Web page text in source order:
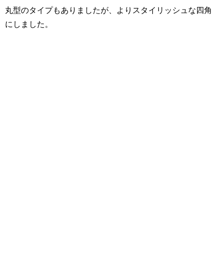
丸型のタイプもありましたが、よりスタイリッシュな四角
にしました。